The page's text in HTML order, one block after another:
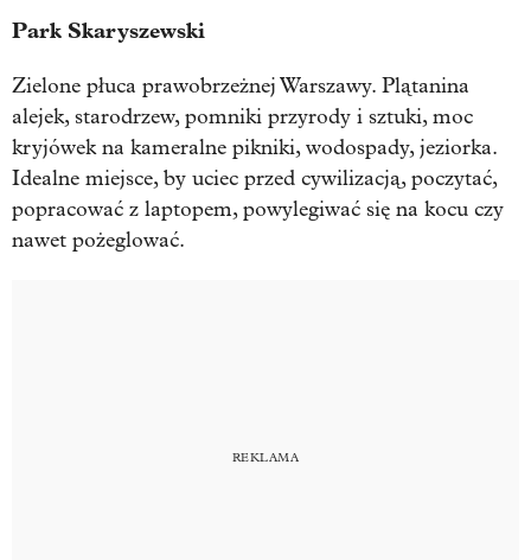
Park Skaryszewski
Zielone płuca prawobrzeżnej Warszawy. Plątanina
alejek, starodrzew, pomniki przyrody i sztuki, moc
kryjówek na kameralne pikniki, wodospady, jeziorka.
Idealne miejsce, by uciec przed cywilizacją, poczytać,
popracować z laptopem, powylegiwać się na kocu czy
nawet pożeglować.